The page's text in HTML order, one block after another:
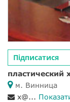
Підписатися
пластический
м. Винница
x@...